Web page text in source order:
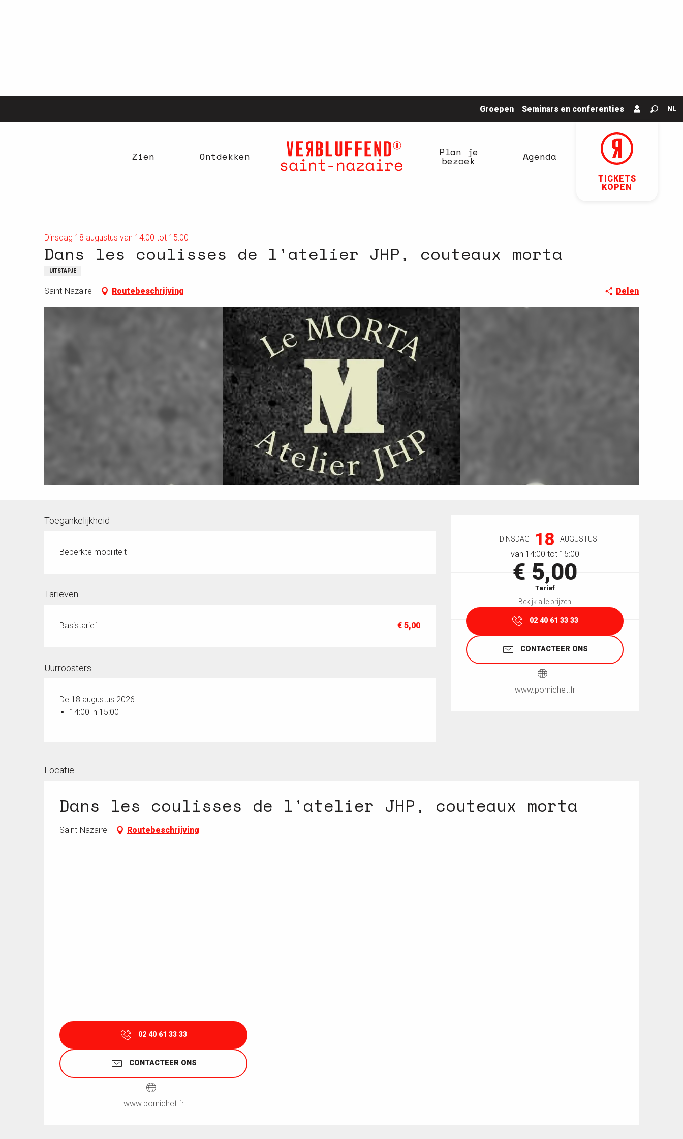
Groepen Seminars en conferenties
Zoek
NL
TICKETS
KOPEN
Zien Ontdekken Plan je
bezoek Agenda
Dinsdag 18 augustus van 14:00 tot 15:00
Dans les coulisses de l'atelier JHP, couteaux morta
UITSTAPJE
Saint-Nazaire Routebeschrijving Delen
DINSDAG 18 AUGUSTUS
van 14:00 tot 15:00
€ 5,00
Tarief
Bekijk alle prijzen
02 40 61 33 33
CONTACTEER ONS
www.pornichet.fr
Toegankelijkheid
Beperkte mobiliteit
Tarieven
Basistarief € 5,00
Uurroosters
De 18 augustus 2026
14:00 in 15:00
Locatie
Dans les coulisses de l'atelier JHP, couteaux morta
Saint-Nazaire Routebeschrijving
02 40 61 33 33
CONTACTEER ONS
www.pornichet.fr